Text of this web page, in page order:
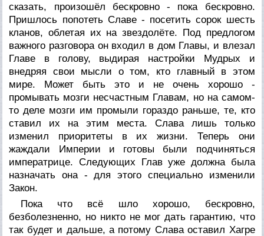
сказать, произошёл бескровно - пока бескровно.
Пришлось попотеть Славе - посетить сорок шесть
кланов, облетая их на звездолёте. Под предлогом
важного разговора он входил в дом Главы, и влезал
Главе в голову, выдирая настройки Мудрых и
внедряя свои мысли о том, кто главный в этом
мире. Может быть это и не очень хорошо -
промывать мозги несчастным Главам, но на самом-
то деле мозги им промыли гораздо раньше, те, кто
ставил их на этим места. Слава лишь только
изменил приоритеты в их жизни. Теперь они
жаждали Империи и готовы были подчиняться
императрице. Следующих Глав уже должна была
назначать она - для этого специально изменили
Закон.
Пока что всё шло хорошо, бескровно,
безболезненно, но никто не мог дать гарантию, что
так будет и дальше, а потому Слава оставил Хагре